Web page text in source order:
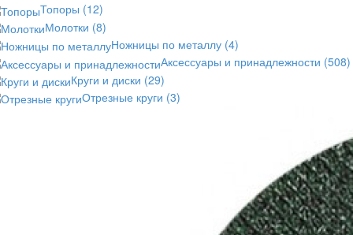
Топоры (12)
Молотки (8)
Ножницы по металлу (4)
Аксессуары и принадлежности (508)
Круги и диски (29)
Отрезные круги (3)